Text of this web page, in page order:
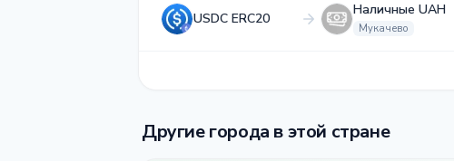
USDC ERC20
Наличные UAH
Мукачево
Другие города в этой стране